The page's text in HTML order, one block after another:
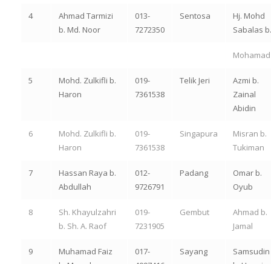
4
Ahmad Tarmizi
b. Md. Noor
013-
7272350
Sentosa
Hj. Mohd
Sabalas b.
Mohamad
5
Mohd. Zulkifli b.
Haron
019-
7361538
Telik Jeri
Azmi b.
Zainal
Abidin
6
Mohd. Zulkifli b.
Haron
019-
7361538
Singapura
Misran b.
Tukiman
7
Hassan Raya b.
Abdullah
012-
9726791
Padang
Omar b.
Oyub
8
Sh. Khayulzahri
b. Sh. A. Raof
019-
7231905
Gembut
Ahmad b.
Jamal
9
Muhamad Faiz
017-
Sayang
Samsudin